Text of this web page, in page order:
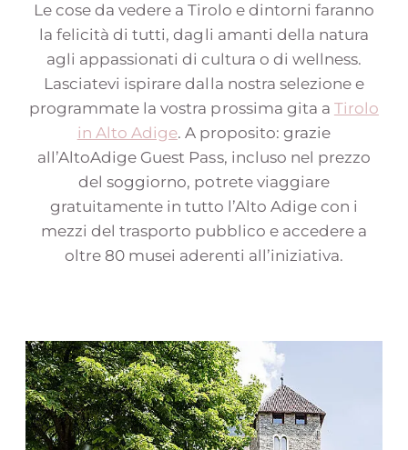
Le cose da vedere a Tirolo e dintorni faranno
la felicità di tutti, dagli amanti della natura
agli appassionati di cultura o di wellness.
Lasciatevi ispirare dalla nostra selezione e
programmate la vostra prossima gita a Tirolo
in Alto Adige. A proposito: grazie
all’AltoAdige Guest Pass, incluso nel prezzo
del soggiorno, potrete viaggiare
gratuitamente in tutto l’Alto Adige con i
mezzi del trasporto pubblico e accedere a
oltre 80 musei aderenti all’iniziativa.